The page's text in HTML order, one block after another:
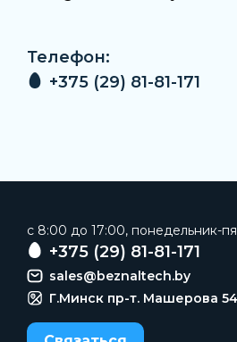
Телефон:
+375 (29) 81-81-171
c 8:00 до 17:00, понедельник-
+375 (29) 81-81-171
sales@beznaltech.by
Г.Минск пр-т. Машерова